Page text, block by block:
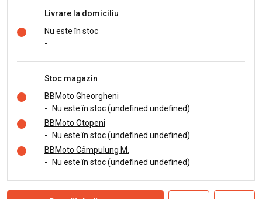
Livrare la domiciliu
Nu este în stoc
-
Stoc magazin
BBMoto Gheorgheni
-
Nu este în stoc (undefined undefined)
BBMoto Otopeni
-
Nu este în stoc (undefined undefined)
BBMoto Câmpulung M.
-
Nu este în stoc (undefined undefined)